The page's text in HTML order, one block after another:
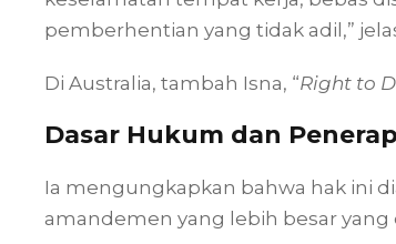
pemberhentian yang tidak adil,”
Di Australia, tambah Isna, “Right to
Dasar Hukum dan
Ia mengungkapkan bahwa hak ini
amandemen yang lebih besar